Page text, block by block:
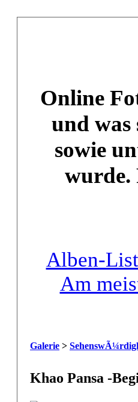
Online
und was
sowie
wurde.
Alben-
Am
Galerie >
Khao Pansa -